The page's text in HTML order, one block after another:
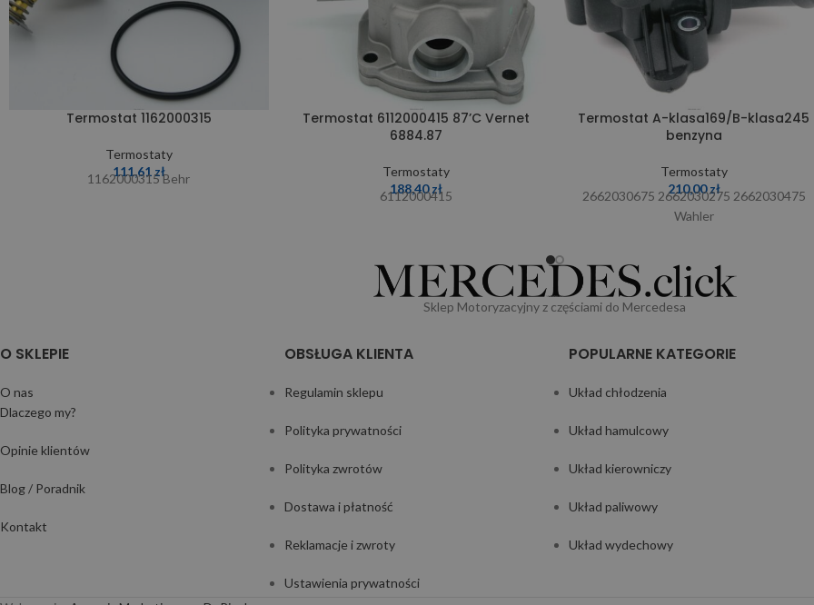
Termostat 1162000315
Termostaty
111,61zł
1162000315 Behr
Termostat 6112000415 87’C Vernet
6884.87
Termostaty
188,40zł
6112000415
Termostat A-klasa169/B-klasa245
benzyna
Termostaty
210,00zł
2662030675 2662030275 2662030475
Wahler
Sklep Motoryzacyjny z częściami do Mercedesa
O SKLEPIE
O nas
Dlaczego my?
Opinie klientów
Blog / Poradnik
Kontakt
OBSŁUGA KLIENTA
Regulamin sklepu
Polityka prywatności
Polityka zwrotów
Dostawa i płatność
Reklamacje i zwroty
Ustawienia prywatności
POPULARNE KATEGORIE
Układ chłodzenia
Układ hamulcowy
Układ kierowniczy
Układ paliwowy
Układ wydechowy